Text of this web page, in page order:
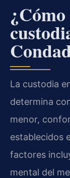
La custodia
determina
menor,
establecidos
factores
mental del